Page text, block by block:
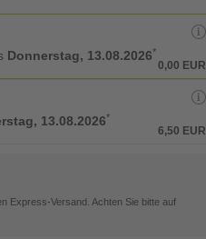
Donnerstag, 13.08.2026*
0,00 EUR
13.08.2026*
6,50 EUR
Express-Versand. Achten Sie bitte auf